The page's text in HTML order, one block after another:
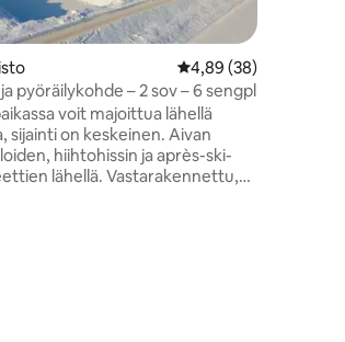
5/5, 47 arvostelua
Keskimääräinen
4,89 (38)
pyöräilykohde – 2 sov – 6 sengpl
voit majoittua lähellä
on keskeinen. Aivan
hiihtohissin ja après-ski-
Vastarakennettu,